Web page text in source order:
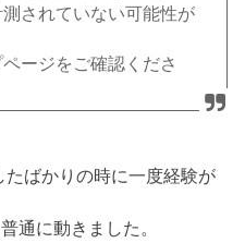
されていない可能性が
ージをご確認くださ
ばかりの時に一度経験が
通に動きました。